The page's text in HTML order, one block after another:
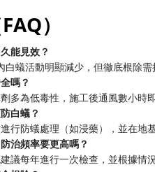
）
能見效？
蟻活動明顯減少，但徹底根除需
嗎？
多為低毒性，施工後通風數小時
白蟻？
行防蟻處理（如浸藥），並在地
治頻率要更高嗎？
議每年進行一次檢查，並根據情